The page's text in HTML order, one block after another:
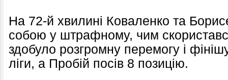
На 72-й хвилині Коваленко та
собою у штрафному, чим
здобуло розгромну перемогу і
ліги, а Пробій посів 8 позицію.